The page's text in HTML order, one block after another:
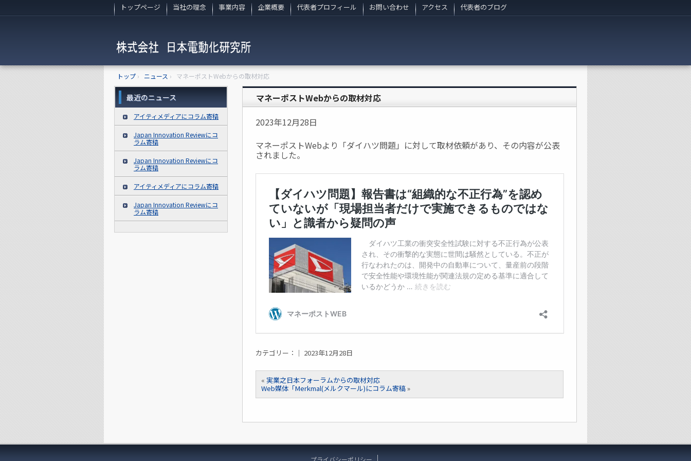
トップページ 当社の理念 事業内容 企業概要 代表者プロフィール お問い合わせ アクセス 代表者のブログ
トップ › ニュース › マネーポストWebからの取材対応
マネーポストWebからの取材対応
2023年12月28日
マネーポストWebより「ダイハツ問題」に対して取材依頼があり、その内容が公表
されました。
カテゴリー：｜ 2023年12月28日
« 実業之日本フォーラムからの取材対応
Web媒体「Merkmal(メルクマール)にコラム寄稿»
最近のニュース
アイティメディアにコラム寄稿
Japan Innovation Reviewにコ
ラム寄稿
Japan Innovation Reviewにコ
ラム寄稿
アイティメディアにコラム寄稿
Japan Innovation Reviewにコ
ラム寄稿
プライバシーポリシー